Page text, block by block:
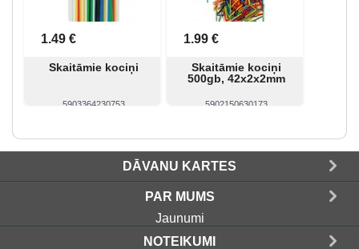
1.49 €
Skaitāmie kociņi
5903364230753
1.99 €
Skaitāmie kociņi
500gb, 42x2x2mm
5902150630173
DĀVANU KARTES
PAR MUMS
Jaunumi
NOTEIKUMI